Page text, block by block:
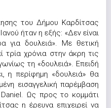
του Δήμου Καρδίτσας
ήταν η εξής: «Δεν είναι
για δουλειά». Με θετική
τρία χρόνια στην άκρη τις
τη «δουλειά». Επειδή
η περίφημη «δουλειά» θα
εισαγγελική παρέμβαση
Daniel. Ως προς το κομμάτι
η έρευνα επιχειρεί να